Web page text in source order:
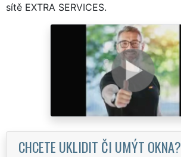
sítě EXTRA SERVICES.
CHCETE UKLIDIT ČI UMÝT OKNA?